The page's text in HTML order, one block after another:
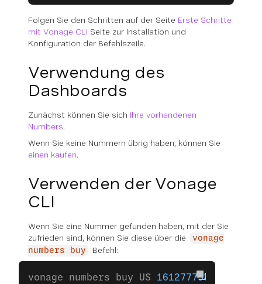
Folgen Sie den Schritten auf der Seite Erste Schritte
mit Vonage CLI Seite zur Installation und
Konfiguration der Befehlszeile.
Verwendung des
Dashboards
Zunächst können Sie sich Ihre vorhandenen
Numbers.
Wenn Sie keine Nummern übrig haben, können Sie
einen kaufen.
Verwenden der Vonage
CLI
Wenn Sie eine Nummer gefunden haben, mit der Sie
zufrieden sind, können Sie diese über die
vonage
numbers buy
Befehl:
vonage numbers buy US 16127779311